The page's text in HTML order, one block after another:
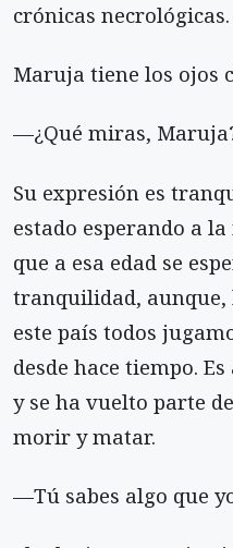
crónicas necrológicas.
Maruja tiene los ojos
—¿Qué miras,
Su expresión es
estado esperando a
que a esa edad se
tranquilidad, aunque,
este país todos
desde hace tiempo.
y se ha vuelto parte
morir y matar.
—Tú sabes algo que